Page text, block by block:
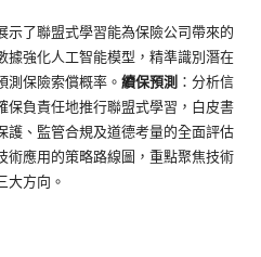
示了聯盟式學習能為保險公司帶來的
據強化人工智能模型，精準識別潛在
測保險索償概率。 續保預測 ：分析信
保負責任地推行聯盟式學習，白皮書
護、監管合規及道德考量的全面評估
術應用的策略路線圖，重點聚焦技術
大方向。